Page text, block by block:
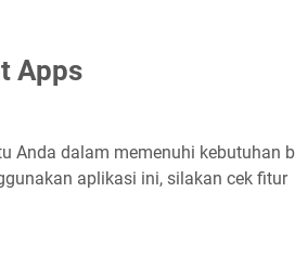
Apps
Anda dalam memenuhi kebutuhan
aplikasi ini, silakan cek fitur